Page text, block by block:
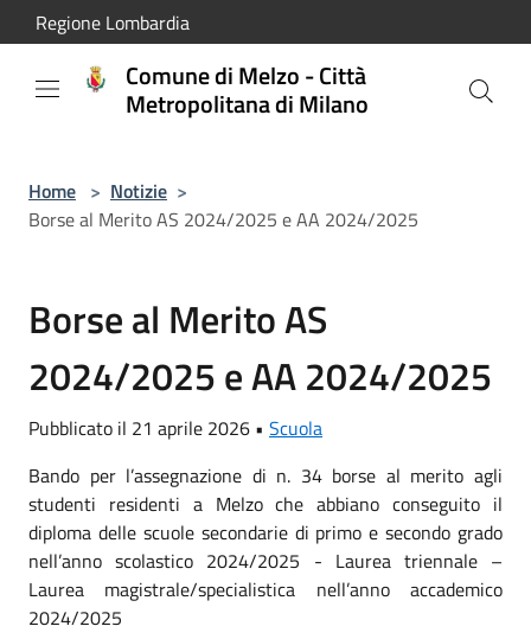
Salta al contenuto principale
Regione Lombardia
Comune di Melzo - Città
Metropolitana di Milano
Home > Notizie >
Borse al Merito AS 2024/2025 e AA 2024/2025
Borse al Merito AS
2024/2025 e AA 2024/2025
Pubblicato il 21 aprile 2026 • Scuola
Bando per l’assegnazione di n. 34 borse al merito agli
studenti residenti a Melzo che abbiano conseguito il
diploma delle scuole secondarie di primo e secondo grado
nell’anno scolastico 2024/2025 - Laurea triennale –
Laurea magistrale/specialistica nell’anno accademico
2024/2025